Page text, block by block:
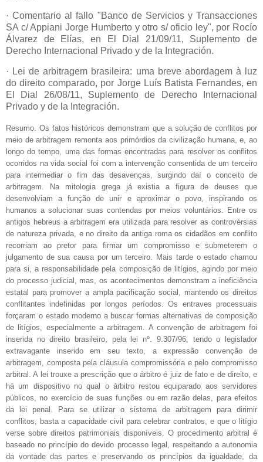
· Comentario al fallo "Banco de Servicios y Transacciones
SA c/ Appiani Jorge Humberto y otro s/ oficio ley", por Rocío
Álvarez de Elías, en El Dial 21/09/11, Suplemento de
Derecho Internacional Privado y de la Integración.
· Lei de arbitragem brasileira: uma breve abordagem à luz
do direito comparado, por Jorge Luís Batista Fernandes, en
El Dial 26/08/11, Suplemento de Derecho Internacional
Privado y de la Integración.
Resumo. Os fatos históricos demonstram que a solução de conflitos por
meio de arbitragem remonta aos primórdios da civilização humana, e, ao
longo do tempo, uma das formas encontradas para resolver os conflitos
ocorridos na vida social foi com a intervenção consentida de um terceiro
para intermediar o fim das desavenças, surgindo daí o conceito de
arbitragem. Na mitologia grega já existia a figura de deuses que
desenvolviam a função de unir e aproximar o povo, inspirando os
humanos a solucionar suas contendas por meios voluntários. Entre os
antigos hebreus a arbitragem era utilizada para resolver as controvérsias
de natureza privada, e no direito da antiga roma os cidadãos em conflito
recorriam ao pretor para firmar um compromisso e submeterem o
julgamento de sua causa por um terceiro. Mais tarde o estado chamou
para si, a responsabilidade pela composição de litígios, agindo por meio
do processo judicial, mas, os acontecimentos demonstram a ineficiência
estatal para promover a ampla pacificação social, mantendo os direitos
conflitantes indefinidas por longos períodos. Os entraves processuais
forçaram o estado moderno a buscar formas alternativas de composição
de litígios, especialmente a arbitragem. A convenção de arbitragem foi
inserida no direito brasileiro, pela lei nº. 9.307/96, tendo o legislador
extravagante inserido em seu texto, a expressão convenção de
arbitragem, composta pela cláusula compromissória e pelo compromisso
arbitral. A lei trouxe a prescrição que o árbitro é juiz de fato e de direito, e
há um dispositivo no qual o árbitro restou equiparado aos servidores
públicos, no exercício de suas funções ou em razão delas, para efeitos
da lei penal. Para se utilizar o sistema de arbitragem para dirimir
conflitos, basta a capacidade civil para celebrar contratos, e que o litígio
verse sobre direitos patrimoniais disponíveis. O procedimento arbitral é
baseado no princípio do devido processo legal, respeitando a autonomia
da vontade das partes e preservando os princípios da igualdade, da